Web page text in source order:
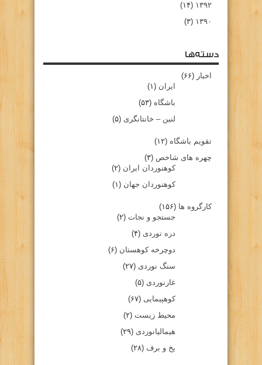
۱۳۹۲ (۱۴)
۱۳۹۰ (۳)
دسته‌ها
اخبار (۶۶)
ایران (۱)
باشگاه (۵۳)
لنین – خانتانگری (۵)
تقویم باشگاه (۱۲)
چهره های شاخص (۳)
کوهنوردان ایران (۲)
کوهنوردان جهان (۱)
کارگروه ها (۱۵۶)
جستجو و نجات (۲)
دره نوردی (۴)
دوچرخه کوهستان (۶)
سنگ نوردی (۲۷)
غارنوردی (۵)
کوهپیمایی (۶۷)
محیط زیست (۲)
هیمالیانوردی (۲۹)
یخ و برف (۲۸)